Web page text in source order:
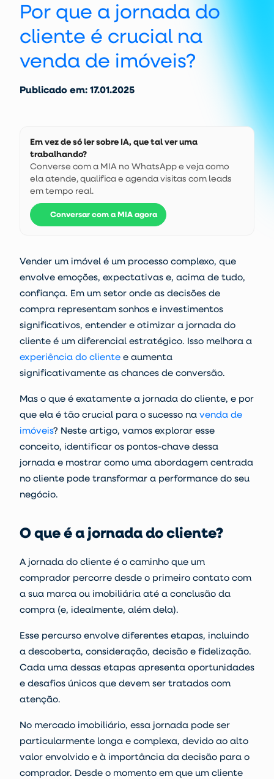
Por que a jornada do
cliente é crucial na
venda de imóveis?
Publicado em: 17.01.2025
Em vez de só ler sobre IA, que tal ver uma
trabalhando?
Converse com a MIA no WhatsApp e veja como
ela atende, qualifica e agenda visitas com leads
em tempo real.
Conversar com a MIA agora
Vender um imóvel é um processo complexo, que
envolve emoções, expectativas e, acima de tudo,
confiança. Em um setor onde as decisões de
compra representam sonhos e investimentos
significativos, entender e otimizar a jornada do
cliente é um diferencial estratégico. Isso melhora a
experiência do cliente e aumenta
significativamente as chances de conversão.
Mas o que é exatamente a jornada do cliente, e por
que ela é tão crucial para o sucesso na venda de
imóveis? Neste artigo, vamos explorar esse
conceito, identificar os pontos-chave dessa
jornada e mostrar como uma abordagem centrada
no cliente pode transformar a performance do seu
negócio.
O que é a jornada do cliente?
A jornada do cliente é o caminho que um
comprador percorre desde o primeiro contato com
a sua marca ou imobiliária até a conclusão da
compra (e, idealmente, além dela).
Esse percurso envolve diferentes etapas, incluindo
a descoberta, consideração, decisão e fidelização.
Cada uma dessas etapas apresenta oportunidades
e desafios únicos que devem ser tratados com
atenção.
No mercado imobiliário, essa jornada pode ser
particularmente longa e complexa, devido ao alto
valor envolvido e à importância da decisão para o
comprador. Desde o momento em que um cliente